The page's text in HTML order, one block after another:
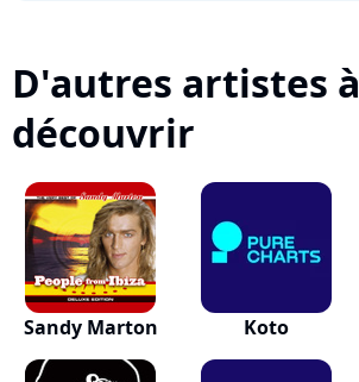
D'autres artistes à
découvrir
Sandy Marton Koto